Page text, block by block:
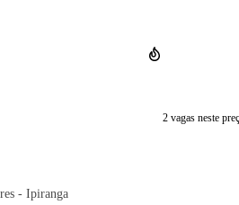
2 vagas neste
- Ipiranga